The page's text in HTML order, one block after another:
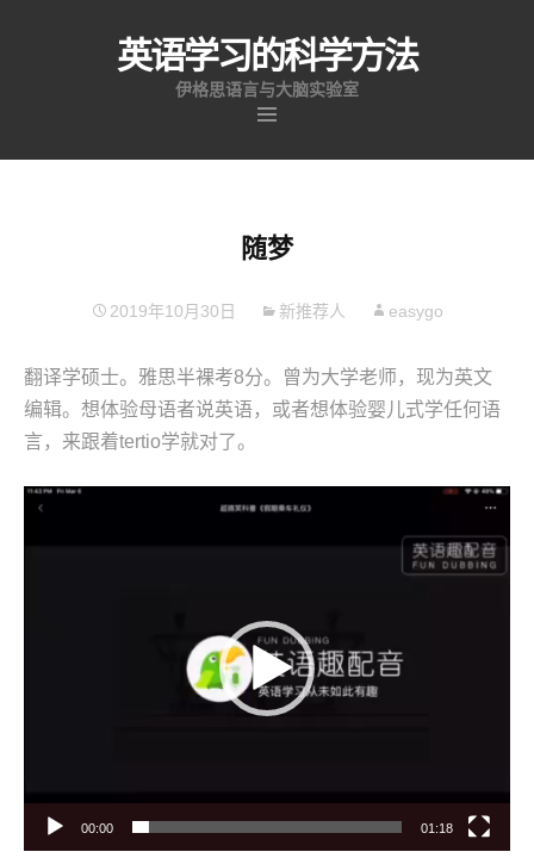
英语学习的科学方法
伊格思语言与大脑实验室
容
随梦
2019年10月30日 新推荐人 easygo
翻译学硕士。雅思半裸考8分。曾为大学老师，现为英文
编辑。想体验母语者说英语，或者想体验婴儿式学任何语
言，来跟着tertio学就对了。
视
00:00 01:18